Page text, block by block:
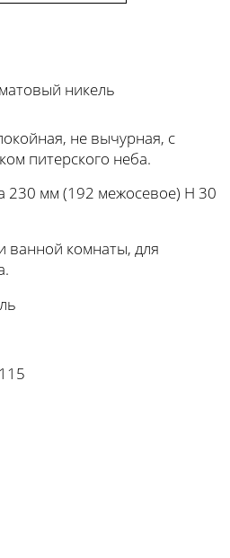
матовый никель
не вычурная, с
питерского неба.
230 мм (192 межосевое) H 30
ванной комнаты, для